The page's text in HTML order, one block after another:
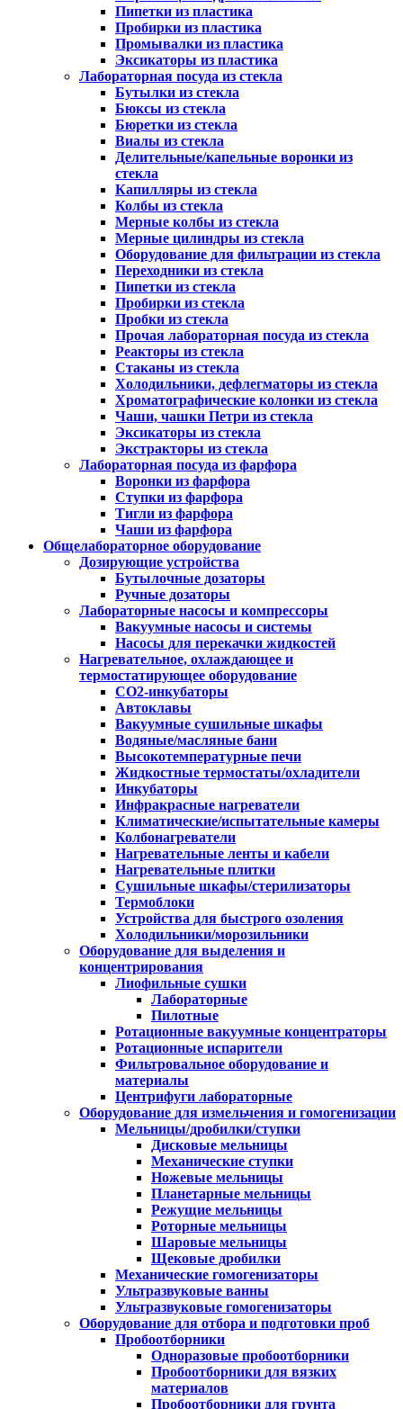
Пипетки из пластика
Пробирки из пластика
Промывалки из пластика
Эксикаторы из пластика
Лабораторная посуда из стекла
Бутылки из стекла
Бюксы из стекла
Бюретки из стекла
Виалы из стекла
Делительные/капельные воронки из
стекла
Капилляры из стекла
Колбы из стекла
Мерные колбы из стекла
Мерные цилиндры из стекла
Оборудование для фильтрации из стекла
Переходники из стекла
Пипетки из стекла
Пробирки из стекла
Пробки из стекла
Прочая лабораторная посуда из стекла
Реакторы из стекла
Стаканы из стекла
Холодильники, дефлегматоры из стекла
Хроматографические колонки из стекла
Чаши, чашки Петри из стекла
Эксикаторы из стекла
Экстракторы из стекла
Лабораторная посуда из фарфора
Воронки из фарфора
Ступки из фарфора
Тигли из фарфора
Чаши из фарфора
Общелабораторное оборудование
Дозирующие устройства
Бутылочные дозаторы
Ручные дозаторы
Лабораторные насосы и компрессоры
Вакуумные насосы и системы
Насосы для перекачки жидкостей
Нагревательное, охлаждающее и
термостатирующее оборудование
CO2-инкубаторы
Автоклавы
Вакуумные сушильные шкафы
Водяные/масляные бани
Высокотемпературные печи
Жидкостные термостаты/охладители
Инкубаторы
Инфракрасные нагреватели
Климатические/испытательные камеры
Колбонагреватели
Нагревательные ленты и кабели
Нагревательные плитки
Сушильные шкафы/стерилизаторы
Термоблоки
Устройства для быстрого озоления
Холодильники/морозильники
Оборудование для выделения и
концентрирования
Лиофильные сушки
Лабораторные
Пилотные
Ротационные вакуумные концентраторы
Ротационные испарители
Фильтровальное оборудование и
материалы
Центрифуги лабораторные
Оборудование для измельчения и гомогенизации
Мельницы/дробилки/ступки
Дисковые мельницы
Механические ступки
Ножевые мельницы
Планетарные мельницы
Режущие мельницы
Роторные мельницы
Шаровые мельницы
Щековые дробилки
Механические гомогенизаторы
Ультразвуковые ванны
Ультразвуковые гомогенизаторы
Оборудование для отбора и подготовки проб
Пробоотборники
Одноразовые пробоотборники
Пробоотборники для вязких
материалов
Пробоотборники для грунта